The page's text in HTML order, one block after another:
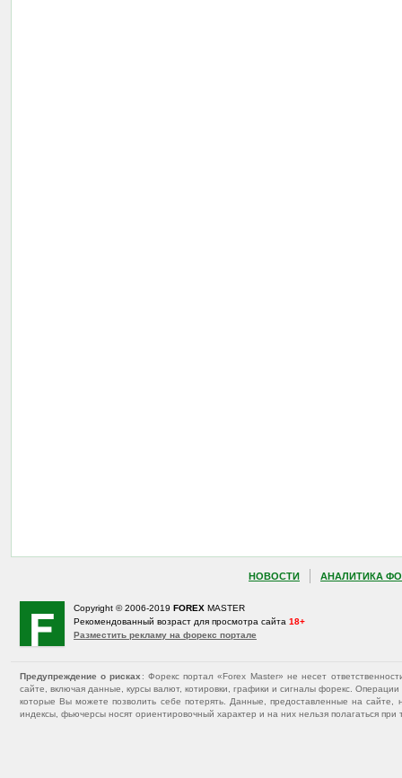
НОВОСТИ АНАЛИТИКА
Copyright © 2006-2019 FOREX MASTER
Рекомендованный возраст для просмотра сайта 18+
Разместить рекламу на форекс портале
Предупреждение о рисках : Форекс портал «Forex Master» не несет
сайте, включая данные, курсы валют, котировки, графики и сигналы форекс.
которые Вы можете позволить себе потерять. Данные, предоставленные на
индексы, фьючерсы носят ориентировочный характер и на них нельзя полагаться при